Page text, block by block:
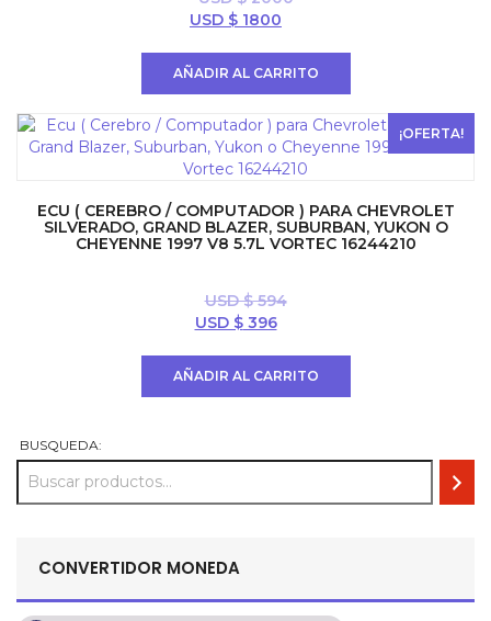
El
original
era:
$ 2000.
USD $ 1800
es:
$ 1800.
AÑADIR AL CARRITO
¡OFERTA!
ECU ( CEREBRO / COMPUTADOR ) PARA CHEVROLET
SILVERADO, GRAND BLAZER, SUBURBAN, YUKON O
CHEYENNE 1997 V8 5.7L VORTEC 16244210
USD $594
El
era:
USD $396El
es:
AÑADIR AL CARRITO
BUSQUEDA:
CONVERTIDOR MONEDA